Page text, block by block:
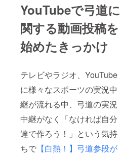
YouTubeで弓道に
関する動画投稿を
始めたきっかけ
テレビやラジオ、YouTube
に様々なスポーツの実況中
継が流れる中、弓道の実況
中継がなく「なければ自分
達で作ろう！」という気持
ちで 【白熱！】弓道参段が